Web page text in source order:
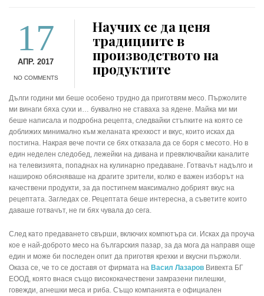
17
АПР. 2017
NO COMMENTS
Научих се да ценя
традициите в
производството на
продуктите
Дълги години ми беше особено трудно да приготвям месо. Пържолите
ми винаги бяха сухи и… буквално не ставаха за ядене. Майка ми ми
беше написала и подробна рецепта, следвайки стъпките на която се
доближих минимално към желаната крехкост и вкус, които исках да
постигна. Накрая вече почти се бях отказала да се боря с месото. Но в
един неделен следобед, лежейки на дивана и превключвайки каналите
на телевизията, попаднах на кулинарно предаване. Готвачът надълго и
нашироко обясняваше на драгите зрители, колко е важен изборът на
качествени продукти, за да постигнем максимално добрият вкус на
рецептата. Загледах се. Рецептата беше интересна, а съветите които
даваше готвачът, не ги бях чувала до сега.
След като предаването свърши, включих компютъра си. Исках да проуча
кое е най-доброто месо на българския пазар, за да мога да направя още
един и може би последен опит да приготвя крехки и вкусни пържоли.
Оказа се, че то се доставя от фирмата на Васил Лазаров Вивекта БГ
ЕООД, която внася също висококачествени замразени пилешки,
говежди, агнешки меса и риба. Също компанията е официален